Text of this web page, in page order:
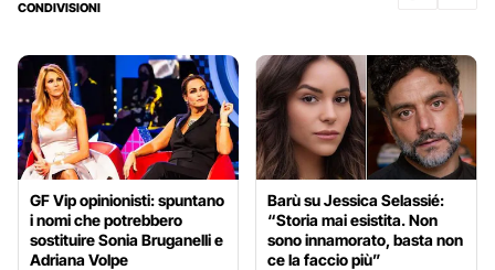
CONDIVISIONI
GF Vip opinionisti: spuntano
i nomi che potrebbero
sostituire Sonia Bruganelli e
Adriana Volpe
Barù su Jessica Selassié:
“Storia mai esistita. Non
sono innamorato, basta non
ce la faccio più”